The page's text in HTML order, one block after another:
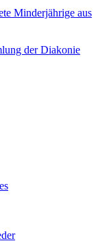
Minderjährige aus
der Diakonie